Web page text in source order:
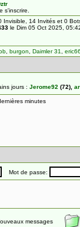
s'inscrire.
Invisible, 14 Invités et 0
le Dim 05 Oct 2025,
burgon Daimler 31
jours : Jerome92 (72),
minutes
Mot de passe:
messages